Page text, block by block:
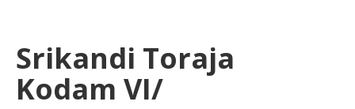
Srikandi Toraja
Kodam VI/